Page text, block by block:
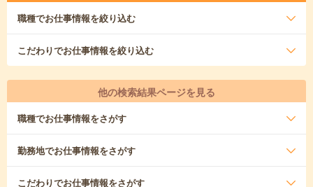
職種でお仕事情報を絞り込む
こだわりでお仕事情報を絞り込む
他の検索結果ページを見る
職種でお仕事情報をさがす
勤務地でお仕事情報をさがす
こだわりでお仕事情報をさがす